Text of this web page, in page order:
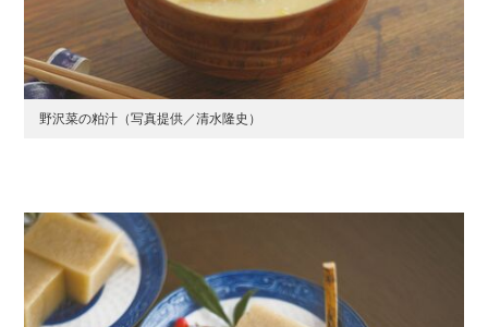
野沢菜の粕汁（写真提供／清水隆史）